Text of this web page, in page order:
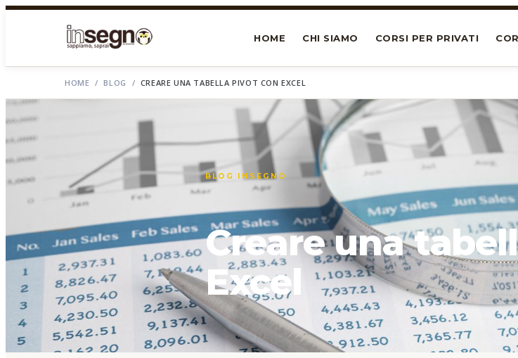
HOME CHI SIAMO CORSI PER PRIVATI
HOME / BLOG / CREARE UNA TABELLA PIVOT CON EXCEL
BLOG INSEGNO
Creare una
Excel